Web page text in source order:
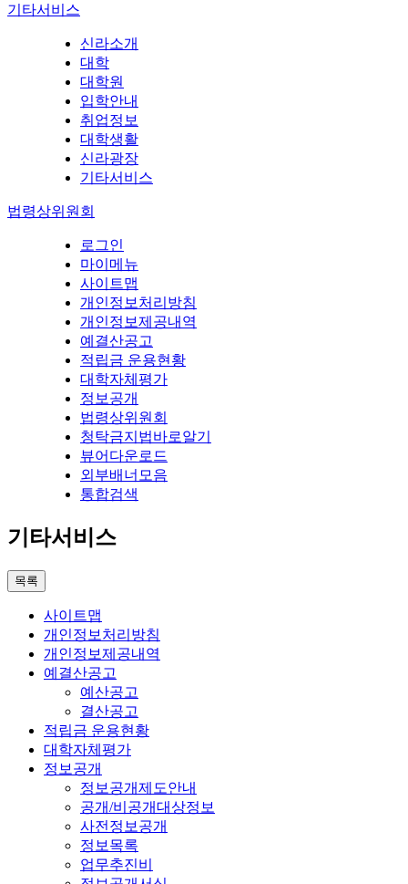
기타서비스
신라소개
대학
대학원
입학안내
취업정보
대학생활
신라광장
기타서비스
법령상위원회
로그인
마이메뉴
사이트맵
개인정보처리방침
개인정보제공내역
예결산공고
적립금 운용현황
대학자체평가
정보공개
법령상위원회
청탁금지법바로알기
뷰어다운로드
외부배너모음
통합검색
기타서비스
목록
사이트맵
개인정보처리방침
개인정보제공내역
예결산공고
예산공고
결산공고
적립금 운용현황
대학자체평가
정보공개
정보공개제도안내
공개/비공개대상정보
사전정보공개
정보목록
업무추진비